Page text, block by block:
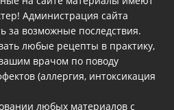
Администрация сайта
за возможные последствия.
любые рецепты в практику,
врачом по поводу
(аллергия, интоксикация
любых материалов с